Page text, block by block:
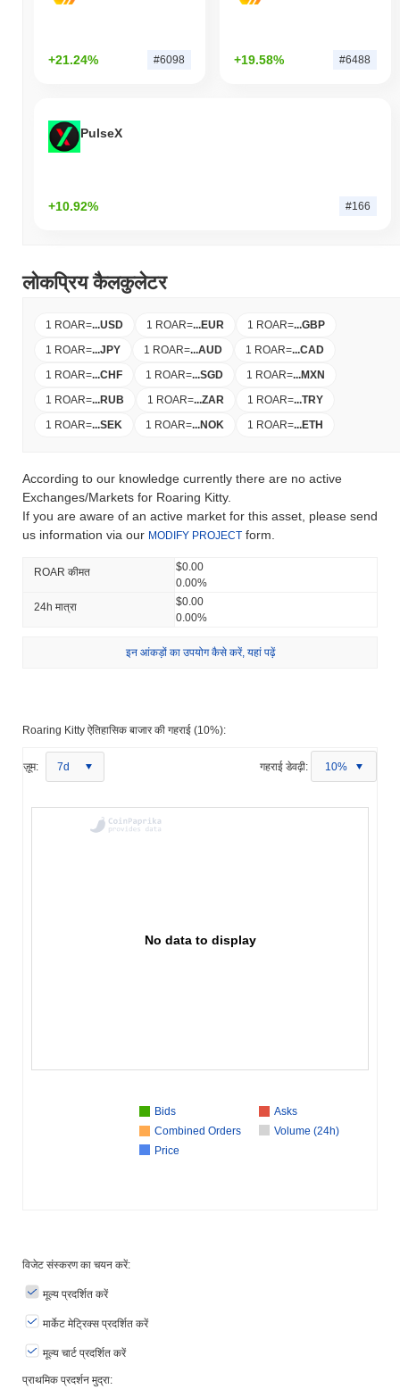
+21.24% #6098 +19.58% #6488
PulseX
+10.92% #166
लोकप्रिय कैलकुलेटर
1 ROAR=...USD 1 ROAR=...EUR 1 ROAR=...GBP
1 ROAR=...JPY 1 ROAR=...AUD 1 ROAR=...CAD
1 ROAR=...CHF 1 ROAR=...SGD 1 ROAR=...MXN
1 ROAR=...RUB 1 ROAR=...ZAR 1 ROAR=...TRY
1 ROAR=...SEK 1 ROAR=...NOK 1 ROAR=...ETH
According to our knowledge currently there are no active
Exchanges/Markets for Roaring Kitty.
If you are aware of an active market for this asset, please send
us information via our MODIFY PROJECT form.
ROAR कीमत
$0.00
0.00%
24h मात्रा
$0.00
0.00%
इन आंकड़ों का उपयोग कैसे करें, यहां पढ़ें
Roaring Kitty ऐतिहासिक बाजार की गहराई (10%):
ज़ूम: 7d गहराई डेवढ़ी: 10%
No data to display
Bids
Asks
Combined Orders
Volume (24h)
Price
विजेट संस्करण का चयन करें:
मूल्य प्रदर्शित करें
मार्केट मेट्रिक्स प्रदर्शित करें
मूल्य चार्ट प्रदर्शित करें
प्राथमिक प्रदर्शन मुद्रा: